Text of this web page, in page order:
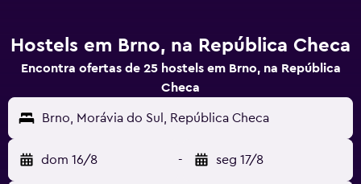
Hostels em Brno, na República Checa
Encontra ofertas de 25 hostels em Brno, na República
Checa
Brno, Morávia do Sul, República Checa
dom 16/8 - seg 17/8